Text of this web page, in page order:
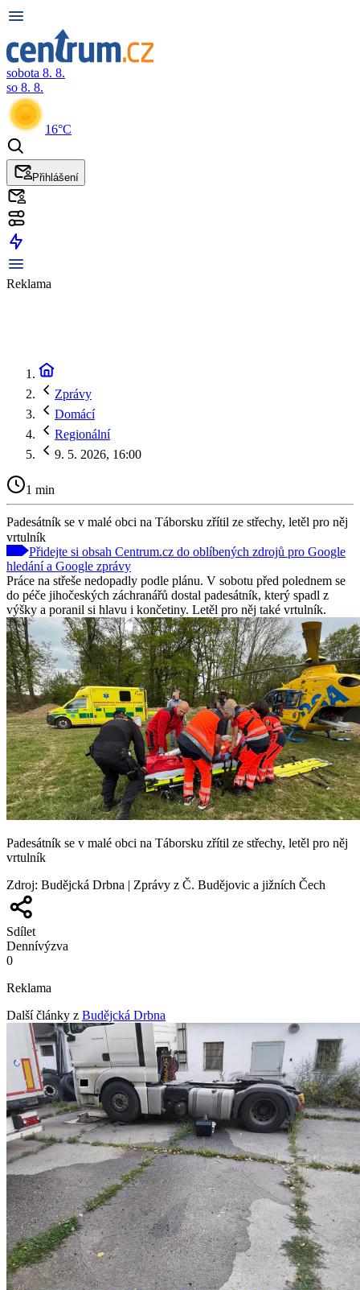
sobota 8. 8.
so 8. 8.
16°C
Přihlášení
Reklama
Zprávy
Domácí
Regionální
9. 5. 2026, 16:00
1 min
Padesátník se v malé obci na Táborsku zřítil ze střechy, letěl pro něj
vrtulník
Přidejte si obsah Centrum.cz do oblíbených zdrojů pro Google
hledání a Google zprávy
Práce na střeše nedopadly podle plánu. V sobotu před polednem se
do péče jihočeských záchranářů dostal padesátník, který spadl z
výšky a poranil si hlavu i končetiny. Letěl pro něj také vrtulník.
Padesátník se v malé obci na Táborsku zřítil ze střechy, letěl pro něj
vrtulník
Zdroj: Budějcká Drbna | Zprávy z Č. Budějovic a jižních Čech
Sdílet
Dennívýzva
0
Reklama
Další články z Budějcká Drbna